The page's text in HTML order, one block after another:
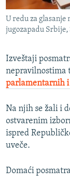
GENOCID U
POPLAVE I
POST SCRIPTUM
MOJA EVROPA
SVE KARTE
NASTANAK I
U redu za glasanje
jugozapadu Srbije,
Izveštaji
nepravilnostima
parlamentarnih
Na njih se žali i
ostvarenim
ispred
uveče.
Domaći